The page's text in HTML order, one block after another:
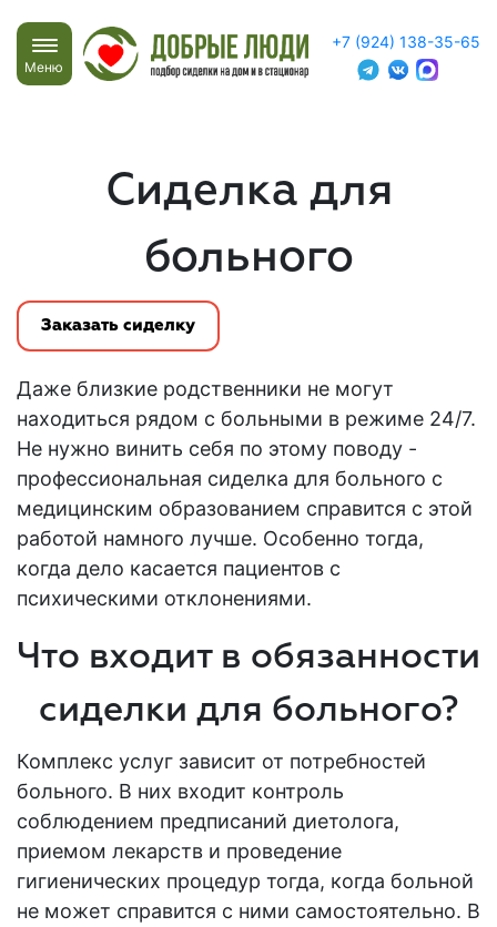
Меню
+7 (924) 138-35-65
Сиделка для
больного
Заказать сиделку
Даже близкие родственники не могут
находиться рядом с больными в режиме 24/7.
Не нужно винить себя по этому поводу -
профессиональная сиделка для больного с
медицинским образованием справится с этой
работой намного лучше. Особенно тогда,
когда дело касается пациентов с
психическими отклонениями.
Что входит в обязанности
сиделки для больного?
Комплекс услуг зависит от потребностей
больного. В них входит контроль
соблюдением предписаний диетолога,
приемом лекарств и проведение
гигиенических процедур тогда, когда больной
не может справится с ними самостоятельно. В